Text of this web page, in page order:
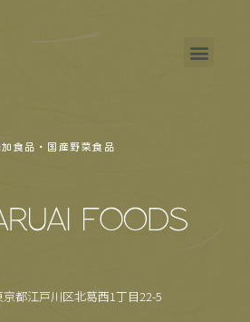
加食品・国産野菜食品
京都江戸川区北葛西1丁目22-5